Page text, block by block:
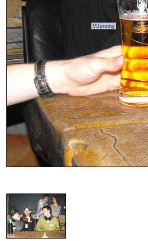
MJeremy